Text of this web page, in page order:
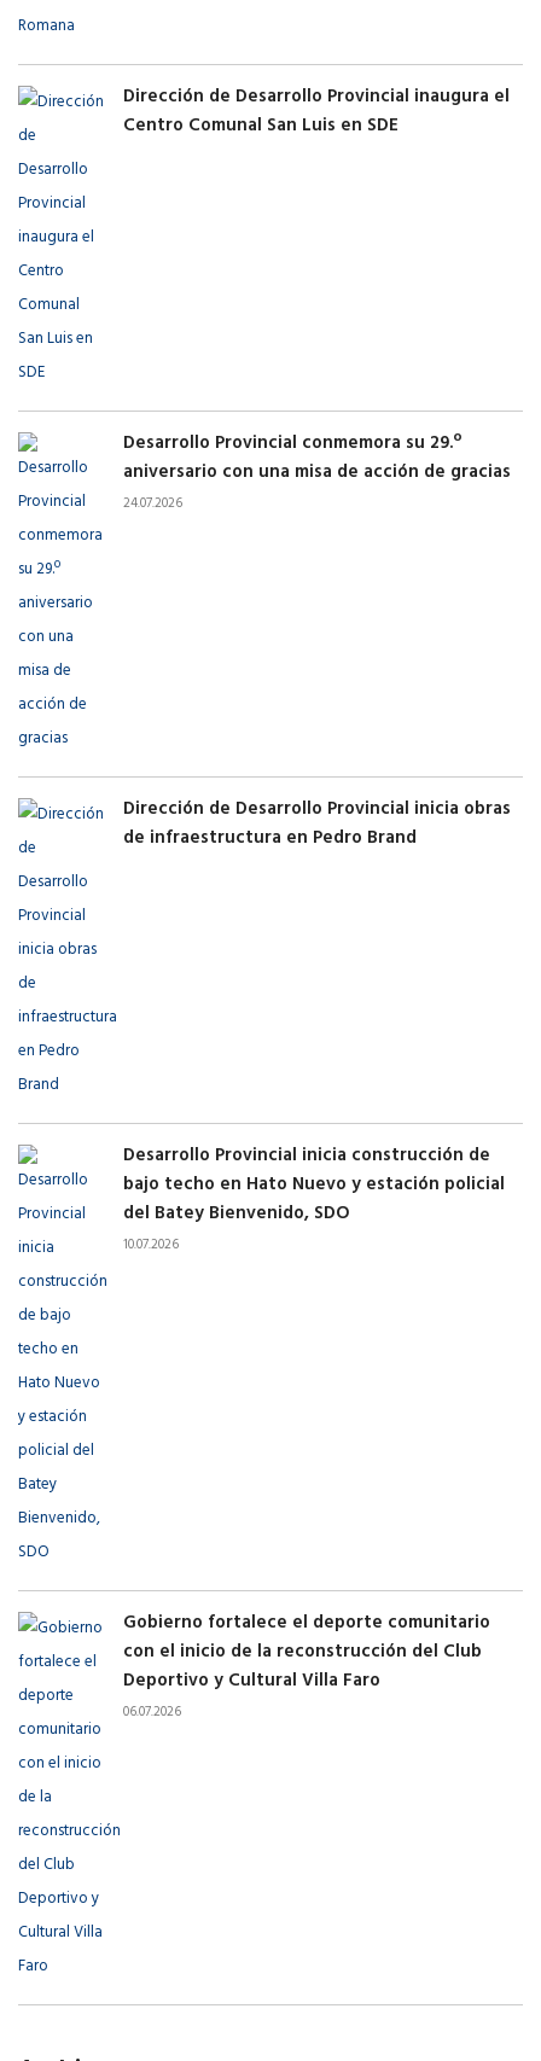
Dirección de Desarrollo Provincial inaugura el
Centro Comunal San Luis en SDE
Desarrollo Provincial conmemora su 29.º
aniversario con una misa de acción de gracias
24.07.2026
Dirección de Desarrollo Provincial inicia obras
de infraestructura en Pedro Brand
Desarrollo Provincial inicia construcción de
bajo techo en Hato Nuevo y estación policial
del Batey Bienvenido, SDO
10.07.2026
Gobierno fortalece el deporte comunitario
con el inicio de la reconstrucción del Club
Deportivo y Cultural Villa Faro
06.07.2026